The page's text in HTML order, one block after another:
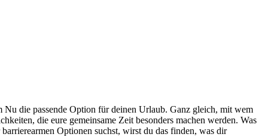
die passende Option für deinen Urlaub. Ganz gleich, mit wem
die eure gemeinsame Zeit besonders machen werden. Was
Optionen suchst, wirst du das finden, was dir